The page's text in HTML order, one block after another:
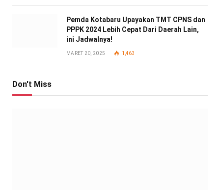
Pemda Kotabaru Upayakan TMT CPNS dan
PPPK 2024 Lebih Cepat Dari Daerah Lain,
ini Jadwalnya!
MARET 20, 2025 1,463
Don't Miss